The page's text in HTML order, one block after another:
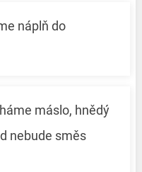
náplň do
máslo, hnědý
nebude směs